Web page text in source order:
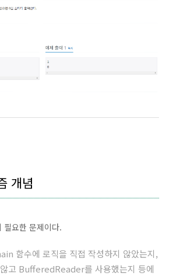
개념
필요한 문제이다.
함수에 로직을 직접 작성하지 않았는지,
고 BufferedReader를 사용했는지 등에